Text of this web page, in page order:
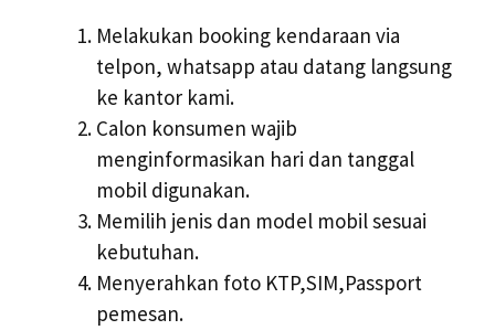
Melakukan booking kendaraan via
telpon, whatsapp atau datang langsung
ke kantor kami.
Calon konsumen wajib
menginformasikan hari dan tanggal
mobil digunakan.
Memilih jenis dan model mobil sesuai
kebutuhan.
Menyerahkan foto KTP,SIM,Passport
pemesan.